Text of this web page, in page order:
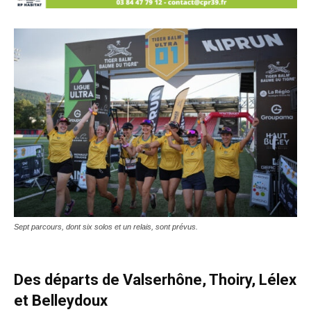
Sept parcours, dont six solos et un relais, sont prévus.
Des départs de Valserhône, Thoiry, Lélex
et Belleydoux